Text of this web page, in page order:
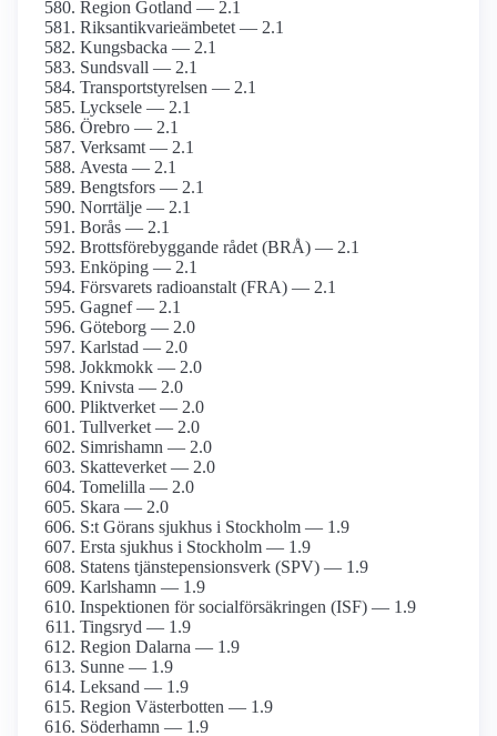
Region Gotland — 2.1
Riksantikvarieämbetet — 2.1
Kungsbacka — 2.1
Sundsvall — 2.1
Transportstyrelsen — 2.1
Lycksele — 2.1
Örebro — 2.1
Verksamt — 2.1
Avesta — 2.1
Bengtsfors — 2.1
Norrtälje — 2.1
Borås — 2.1
Brottsförebyggande rådet (BRÅ) — 2.1
Enköping — 2.1
Försvarets radioanstalt (FRA) — 2.1
Gagnef — 2.1
Göteborg — 2.0
Karlstad — 2.0
Jokkmokk — 2.0
Knivsta — 2.0
Pliktverket — 2.0
Tullverket — 2.0
Simrishamn — 2.0
Skatteverket — 2.0
Tomelilla — 2.0
Skara — 2.0
S:t Görans sjukhus i Stockholm — 1.9
Ersta sjukhus i Stockholm — 1.9
Statens tjänstepensionsverk (SPV) — 1.9
Karlshamn — 1.9
Inspektionen för socialförsäkringen (ISF) — 1.9
Tingsryd — 1.9
Region Dalarna — 1.9
Sunne — 1.9
Leksand — 1.9
Region Västerbotten — 1.9
Söderhamn — 1.9